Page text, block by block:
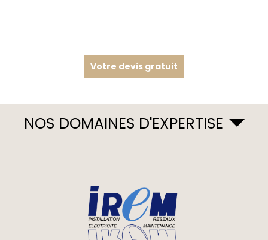
Votre devis gratuit
NOS DOMAINES D'EXPERTISE